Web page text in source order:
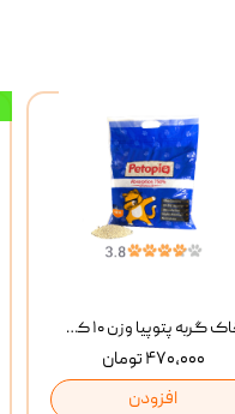
خاک گربه پتوپیا وزن ۱۰ کیلوگرم
۴۷۰,۰۰۰ تومان
افزودن